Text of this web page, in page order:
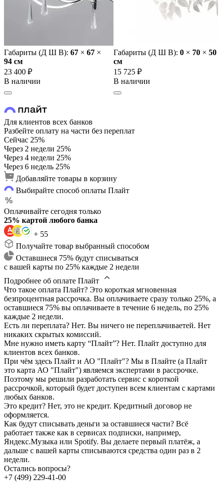
Габариты (Д Ш В): 67 × 67 ×
94 cм
23 400 ₽
В наличии
Габариты (Д Ш В): 0 × 70 × 50
cм
15 725 ₽
В наличии
Для клиентов всех банков
Разбейте оплату на части без переплат
Сейчас 25%
Через 2 недели 25%
Через 4 недели 25%
Через 6 недель 25%
Добавляйте товары в корзину
Выбирайте способ оплаты Плайт
Оплачивайте сегодня только
25% картой любого банка
+ 55
Получайте товар выбранный способом
Оставшиеся 75% будут списываться
с вашей карты по 25% каждые 2 недели
Подробнее об оплате Плайт
Что такое оплата Плайт? Это короткая мгновенная
безпроцентная рассрочка. Вы оплачиваете сразу только 25%, а
оставшиеся 75% вы оплачиваете в течение 6 недель, по 25%
каждые 2 недели.
Есть ли переплата? Нет. Вы ничего не переплачиваетей. Нет
никаких скрытых комиссий.
Мне нужно иметь карту “Плайт”? Нет. Плайт доступно для
клиентов всех банков.
При чём здесь Плайт и АО "Плайт"? Мы в Плайте (а Плайт
это карта АО "Плайт") являемся экспертами в рассрочке.
Поэтому мы решили разработать сервис с короткой
рассрочкой, который будет доступен всем клиентам с картами
любых банков.
Это кредит? Нет, это не кредит. Кредитный договор не
оформляется.
Как будут списывать деньги за оставшиеся части? Всё
работает также как в сервисах подписки, например,
Яндекс.Музыка или Spotify. Вы делаете первый платёж, а
дальше с вашей карты списываются средства один раз в 2
недели.
Остались вопросы?
+7 (499) 229-41-00